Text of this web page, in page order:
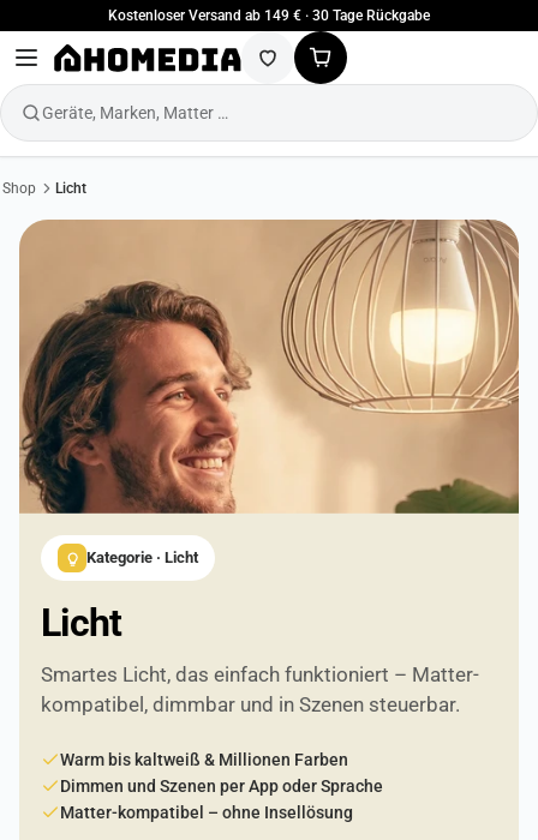
Kostenloser Versand ab 149 € · 30 Tage Rückgabe
Geräte, Marken, Matter …
Shop Licht
Kategorie · Licht
Licht
Smartes Licht, das einfach funktioniert – Matter-
kompatibel, dimmbar und in Szenen steuerbar.
Warm bis kaltweiß & Millionen Farben
Dimmen und Szenen per App oder Sprache
Matter-kompatibel – ohne Insellösung